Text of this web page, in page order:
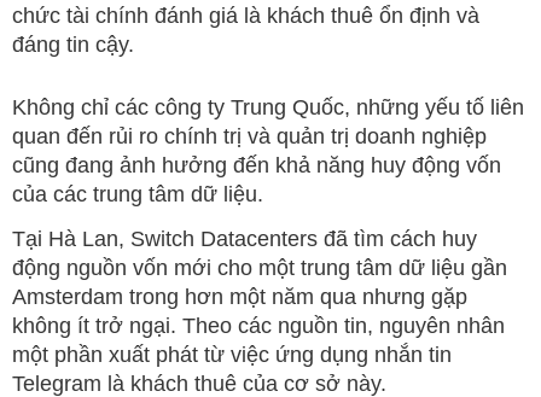
chức tài chính đánh giá là khách thuê ổn định và
đáng tin cậy.
Không chỉ các công ty Trung Quốc, những yếu tố liên
quan đến rủi ro chính trị và quản trị doanh nghiệp
cũng đang ảnh hưởng đến khả năng huy động vốn
của các trung tâm dữ liệu.
Tại Hà Lan, Switch Datacenters đã tìm cách huy
động nguồn vốn mới cho một trung tâm dữ liệu gần
Amsterdam trong hơn một năm qua nhưng gặp
không ít trở ngại. Theo các nguồn tin, nguyên nhân
một phần xuất phát từ việc ứng dụng nhắn tin
Telegram là khách thuê của cơ sở này.